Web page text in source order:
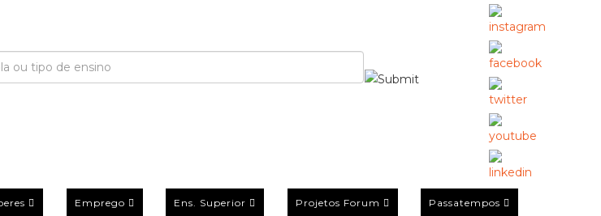
Emprego Ens. Superior Projetos Forum Passatempos